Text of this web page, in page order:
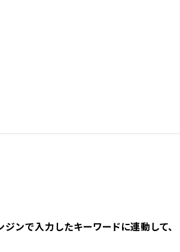
ンで入力したキーワードに連動して、